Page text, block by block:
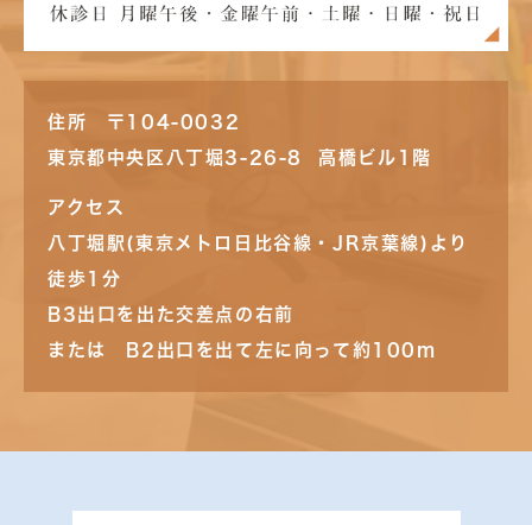
住所 〒104-0032
東京都中央区八丁堀3-26-8 高橋ビル1階
アクセス
八丁堀駅(東京メトロ日比谷線・JR京葉線)より
徒歩1分
B3出口を出た交差点の右前
または B2出口を出て左に向って約100m